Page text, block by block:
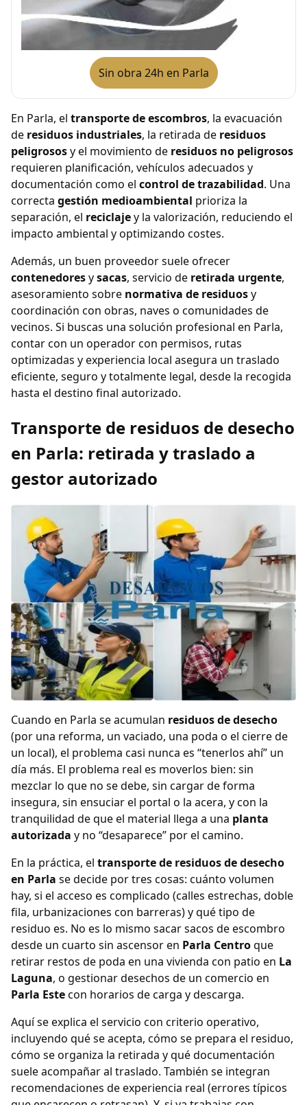
Sin obra 24h en Parla
En Parla, el transporte de escombros, la evacuación
de residuos industriales, la retirada de residuos
peligrososy el movimiento de residuos no peligrosos
requieren planificación, vehículos adecuados y
documentación como el control de trazabilidad. Una
correcta gestión medioambiental prioriza la
separación, el reciclajey la valorización, reduciendo el
impacto ambiental y optimizando costes.
Además, un buen proveedor suele ofrecer
contenedoresysacas, servicio de retirada urgente,
asesoramiento sobre normativa de residuosy
coordinación con obras, naves o comunidades de
vecinos. Si buscas una solución profesional en Parla,
contar con un operador con permisos, rutas
optimizadas y experiencia local asegura un traslado
eficiente, seguro y totalmente legal, desde la recogida
hasta el destino final autorizado.
Transporte de residuos de desecho
en Parla: retirada y traslado a
gestor autorizado
Cuando en Parla se acumulan residuos de desecho
(por una reforma, un vaciado, una poda o el cierre de
un local), el problema casi nunca es “tenerlos ahí” un
día más. El problema real es moverlos bien: sin
mezclar lo que no se debe, sin cargar de forma
insegura, sin ensuciar el portal o la acera, y con la
tranquilidad de que el material llega a una planta
autorizada y no “desaparece” por el camino.
En la práctica, el transporte de residuos de desecho
en Parla se decide por tres cosas: cuánto volumen
hay, si el acceso es complicado (calles estrechas, doble
fila, urbanizaciones con barreras) y qué tipo de
residuo es. No es lo mismo sacar sacos de escombro
desde un cuarto sin ascensor en Parla Centroque
retirar restos de poda en una vivienda con patio en La
Laguna, o gestionar desechos de un comercio en
Parla Estecon horarios de carga y descarga.
Aquí se explica el servicio con criterio operativo,
incluyendo qué se acepta, cómo se prepara el residuo,
cómo se organiza la retirada y qué documentación
suele acompañar al traslado. También se integran
recomendaciones de experiencia real (errores típicos